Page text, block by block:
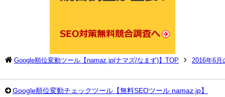
Google順位変動ツール【namaz.jp(ナマズ/なまず)】TOP 2016年6月
Google順位変動チェックツール【無料SEOツール namaz.jp】